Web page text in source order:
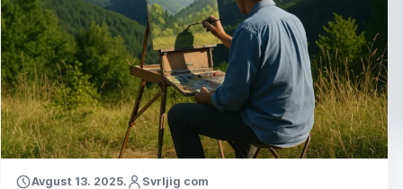
Avgust 13. 2025. Svrljig com